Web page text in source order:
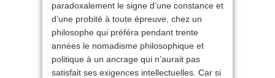
paradoxalement le signe d’une constance et
d’une probité à toute épreuve, chez un
philosophe qui préféra pendant trente
années le nomadisme philosophique et
politique à un ancrage qui n’aurait pas
satisfait ses exigences intellectuelles. Car si